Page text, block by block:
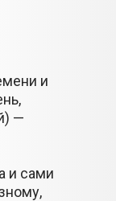
и
—
и сами